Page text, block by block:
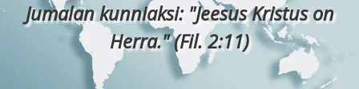
Jumalan kunniaksi: "Jeesus Kristus on
Herra." (Fil. 2:11)